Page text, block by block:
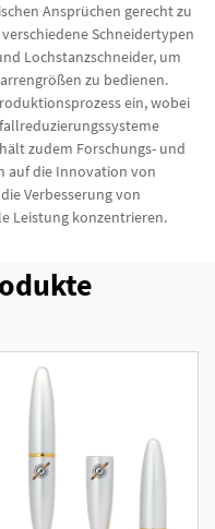
Ansprüchen gerecht zu
Schneidertypen
Lochstanzschneider, um
zu bedienen.
ein, wobei
zudem Forschungs- und
auf die Innovation von
Verbesserung von
Leistung konzentrieren.